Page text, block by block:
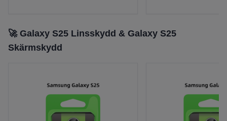
🚀 Galaxy S25 Linsskydd & Galaxy S25
Skärmskydd